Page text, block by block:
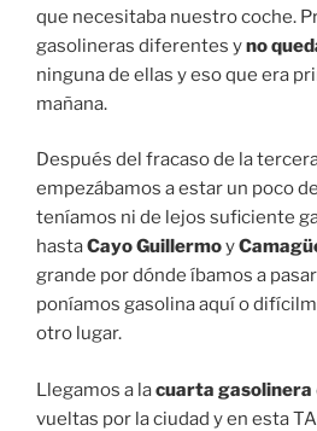
que necesitaba nuestro coche.
gasolineras diferentes yno
ninguna de ellas y eso que era
mañana.
Después del fracaso de la
empezábamos a estar un poco
teníamos ni de lejos suficiente
hastaCayo Guillermoy
grande por dónde íbamos a
poníamos gasolina aquí o
otro lugar.
Llegamos a lacuarta gasolinera
vueltas por la ciudad y en esta